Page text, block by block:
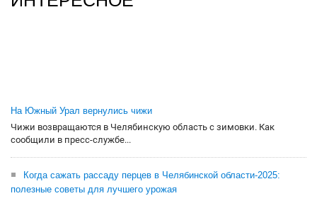
На Южный Урал вернулись чижи
Чижи возвращаются в Челябинскую область с зимовки. Как
сообщили в пресс-службе...
Когда сажать рассаду перцев в Челябинской области-2025:
полезные советы для лучшего урожая